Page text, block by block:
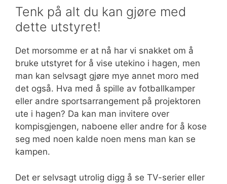
Tenk på alt du kan gjøre med
dette utstyret!
Det morsomme er at nå har vi snakket om å
bruke utstyret for å vise utekino i hagen, men
man kan selvsagt gjøre mye annet moro med
det også. Hva med å spille av fotballkamper
eller andre sportsarrangement på projektoren
ute i hagen? Da kan man invitere over
kompisgjengen, naboene eller andre for å kose
seg med noen kalde noen mens man kan se
kampen.
Det er selvsagt utrolig digg å se TV-serier eller